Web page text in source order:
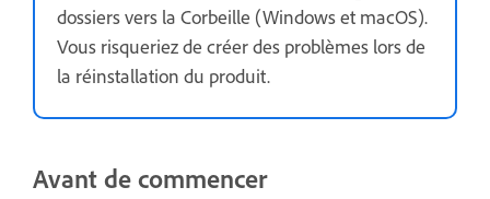
dossiers vers la Corbeille (Windows et macOS).
Vous risqueriez de créer des problèmes lors de
la réinstallation du produit.
Avant de commencer